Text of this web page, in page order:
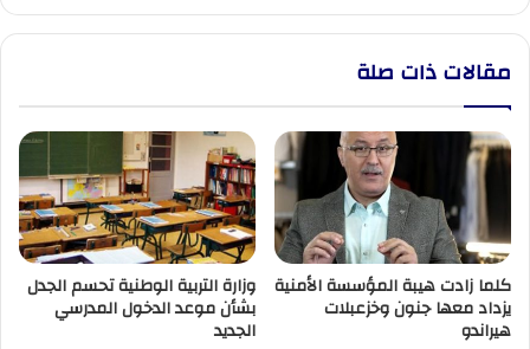
مقالات ذات صلة
كلما زادت هيبة المؤسسة الأمنية
يزداد معها جنون وخزعبلات
هيراندو
وزارة التربية الوطنية تحسم الجدل
بشأن موعد الدخول المدرسي
الجديد